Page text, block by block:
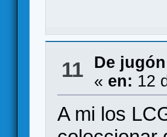
11 De
« en: 12
A mi los